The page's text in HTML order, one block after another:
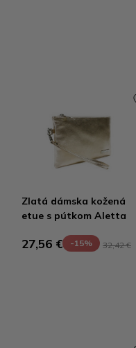
Zlatá dámska kožená
etue s pútkom Aletta
27,56 € -15% 32,42 €